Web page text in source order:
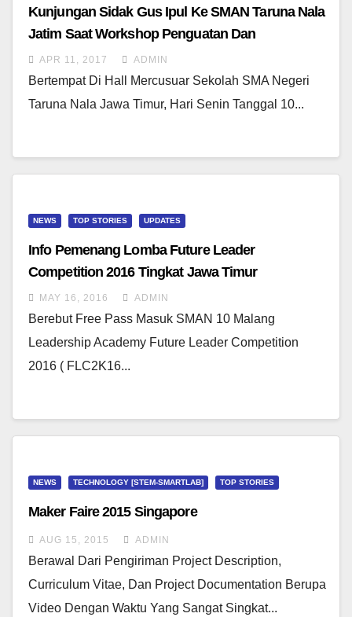
Kunjungan Sidak Gus Ipul Ke SMAN Taruna Nala
Jatim Saat Workshop Penguatan Dan
Penyusunan RPP, Penilaian, Dan Soal UAS –
Bagian 1
APR 11, 2017 ADMIN
Bertempat Di Hall Mercusuar Sekolah SMA Negeri
Taruna Nala Jawa Timur, Hari Senin Tanggal 10...
NEWS TOP STORIES UPDATES
Info Pemenang Lomba Future Leader
Competition 2016 Tingkat Jawa Timur
MAY 16, 2016 ADMIN
Berebut Free Pass Masuk SMAN 10 Malang
Leadership Academy Future Leader Competition
2016 ( FLC2K16...
NEWS TECHNOLOGY [STEM-SMARTLAB] TOP STORIES
Maker Faire 2015 Singapore
AUG 15, 2015 ADMIN
Berawal Dari Pengiriman Project Description,
Curriculum Vitae, Dan Project Documentation Berupa
Video Dengan Waktu Yang Sangat Singkat...